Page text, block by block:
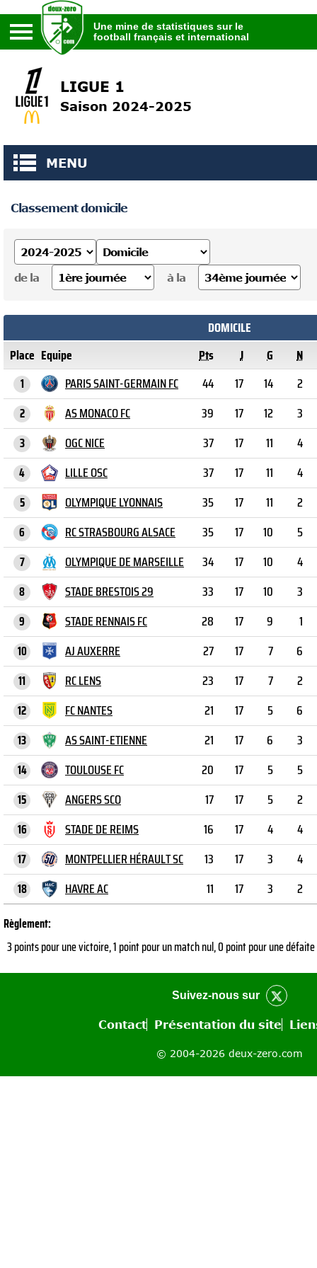
football français et international
Une mine de statistiques sur le
football français et international
LIGUE 1
Saison 2024-2025
MENU
Classement domicile
de la à la
DOMICILE
Place Equipe
1 PARIS SAINT-GERMAIN FC
2 AS MONACO FC
3 OGC NICE
4 LILLE OSC
5 OLYMPIQUE LYONNAIS
6 RC STRASBOURG ALSACE
7 OLYMPIQUE DE MARSEILLE
8 STADE BRESTOIS 29
9 STADE RENNAIS FC
10 AJ AUXERRE
11 RC LENS
12 FC NANTES
13 AS SAINT-ETIENNE
14 TOULOUSE FC
15 ANGERS SCO
16 STADE DE REIMS
17 MONTPELLIER HÉRAULT SC
18 HAVRE AC
Pts J G
N
44
17 14
2
39
17 12
3
37
17 11
4
37
17 11
4
35
17 11
2
35
17 10
5
34
17 10
4
33
17 10
3
28
17 9
1
27
17 7
6
23
17 7
2
21
17 5
6
21
17 6
3
20
17 5
5
17
17 5
2
16
17 4
4
13
17 3
4
11
17 3 2
Règlement:
3 points pour une victoire, 1 point pour un match nul, 0 point pour une défaite
Suivez-nous sur
Contact Présentation du site
© 2004-2026 deux-zero.com